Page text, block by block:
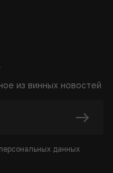
из винных новостей
данных